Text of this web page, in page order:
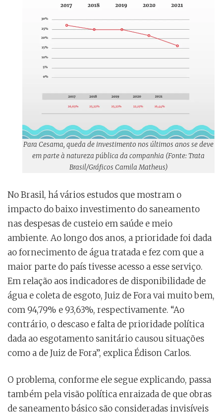
Para Cesama, queda de investimento nos últimos anos se deve
em parte à natureza pública da companhia (Fonte: Trata
Brasil/Gráficos Camila Matheus)
No Brasil, há vários estudos que mostram o
impacto do baixo investimento do saneamento
nas despesas de custeio em saúde e meio
ambiente. Ao longo dos anos, a prioridade foi dada
ao fornecimento de água tratada e fez com que a
maior parte do país tivesse acesso a esse serviço.
Em relação aos indicadores de disponibilidade de
água e coleta de esgoto, Juiz de Fora vai muito bem,
com 94,79% e 93,63%, respectivamente. “Ao
contrário, o descaso e falta de prioridade política
dada ao esgotamento sanitário causou situações
como a de Juiz de Fora”, explica Édison Carlos.
O problema, conforme ele segue explicando, passa
também pela visão política enraizada de que obras
de saneamento básico são consideradas invisíveis